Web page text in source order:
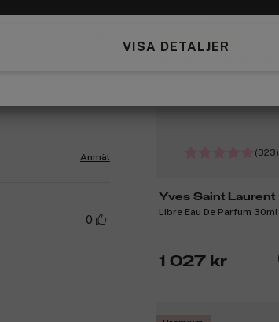
VISA DETALJER
Få 30% bonus
(323)
Yves Saint Laurent
Libre Eau De Parfum 30ml
1 027 kr
liian
Anmäl
0